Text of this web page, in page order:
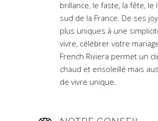
brillance, le faste, la fête, le
sud de la France. De ses
plus uniques à une
vivre, célébrer votre
French Riviera permet un
chaud et ensoleillé mais
de vivre unique.